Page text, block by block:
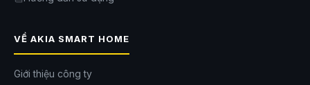
VỀ AKIA SMART HOME
Giới thiệu công ty